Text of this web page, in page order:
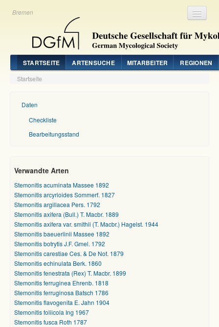
Bremen
STARTSEITE ARTENSUCHE MITARBEITER REGIONEN
Startseite
Daten
Checkliste
Bearbeitungsstand
Verwandte Arten
Stemonitis acuminata Massee 1892
Stemonitis arcyrioides Sommerf. 1827
Stemonitis argillacea Pers. 1792
Stemonitis axifera (Bull.) T. Macbr. 1889
Stemonitis axifera var. smithii (T. Macbr.) Hagelst. 1944
Stemonitis baeuerlinii Massee 1892
Stemonitis botrytis J.F. Gmel. 1792
Stemonitis carestiae Ces. & De Not. 1879
Stemonitis echinulata Berk. 1860
Stemonitis fenestrata (Rex) T. Macbr. 1899
Stemonitis ferruginea Ehrenb. 1818
Stemonitis ferruginosa Batsch 1786
Stemonitis flavogenita E. Jahn 1904
Stemonitis foliicola Ing 1967
Stemonitis fusca Roth 1787